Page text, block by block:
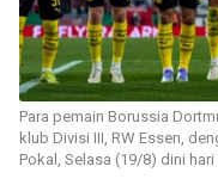
Para pemain Borussia
klub Divisi III, RW Essen,
Pokal, Selasa (19/8) dini